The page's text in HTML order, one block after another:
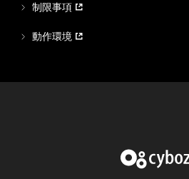
制限事項
動作環境